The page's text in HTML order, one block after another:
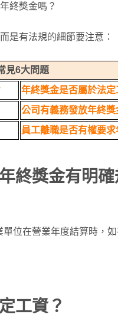
終獎金嗎？
是有法規的細節要注意：
見6大問題
年終獎金是否屬於法定
公司有義務發放年終獎
員工離職是否有權要求
終獎金有明
單位在營業年度結算時，
工資？